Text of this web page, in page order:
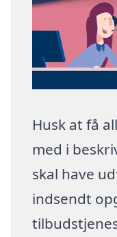
Husk at få
med i
skal have
indsendt